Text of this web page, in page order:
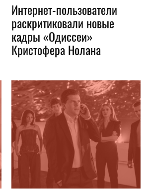
Интернет-пользователи
раскритиковали новые
кадры «Одиссеи»
Кристофера Нолана